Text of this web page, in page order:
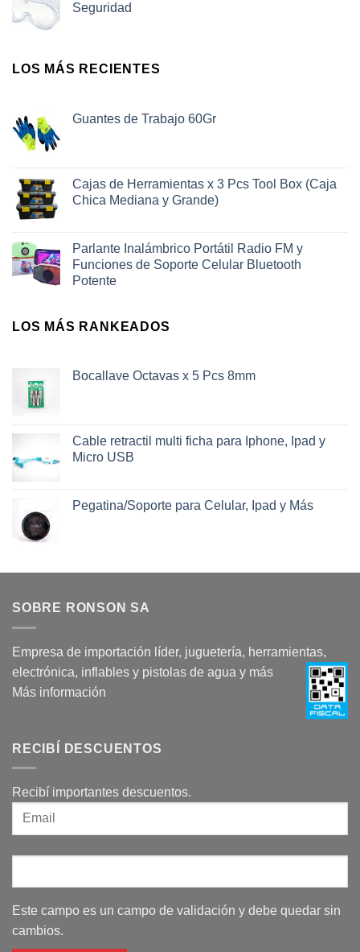
Seguridad
LOS MÁS RECIENTES
Guantes de Trabajo 60Gr
Cajas de Herramientas x 3 Pcs Tool Box (Caja
Chica Mediana y Grande)
Parlante Inalámbrico Portátil Radio FM y
Funciones de Soporte Celular Bluetooth
Potente
LOS MÁS RANKEADOS
Bocallave Octavas x 5 Pcs 8mm
Cable retractil multi ficha para Iphone, Ipad y
Micro USB
Pegatina/Soporte para Celular, Ipad y Más
SOBRE RONSON SA
Empresa de importación líder, juguetería, herramientas,
electrónica, inflables y pistolas de agua y más
Más información
RECIBÍ DESCUENTOS
Recibí importantes descuentos.
Este campo es un campo de validación y debe quedar sin
cambios.